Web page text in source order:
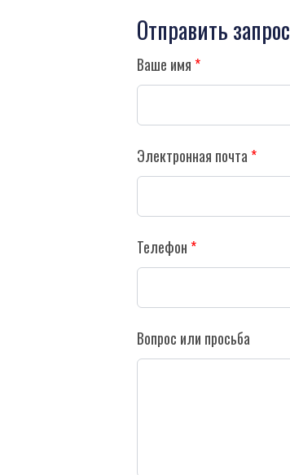
Отправить запрос
Ваше имя
Электронная почта
Телефон
Вопрос или просьба